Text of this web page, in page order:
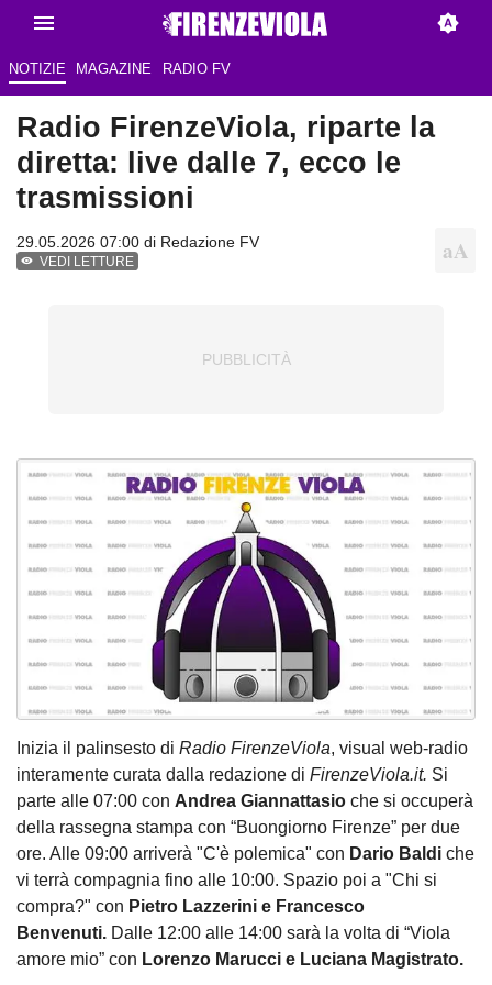
NOTIZIE MAGAZINE RADIO FV
Radio FirenzeViola, riparte la
diretta: live dalle 7, ecco le
trasmissioni
29.05.2026 07:00 di Redazione FV
VEDI LETTURE
Inizia il palinsesto di Radio FirenzeViola, visual web-radio
interamente curata dalla redazione di FirenzeViola.it. Si
parte alle 07:00 con Andrea Giannattasio che si occuperà
della rassegna stampa con “Buongiorno Firenze” per due
ore. Alle 09:00 arriverà "C'è polemica" con Dario Baldi che
vi terrà compagnia fino alle 10:00. Spazio poi a "Chi si
compra?" con Pietro Lazzerini e Francesco
Benvenuti. Dalle 12:00 alle 14:00 sarà la volta di “Viola
amore mio” con Lorenzo Marucci e Luciana Magistrato.